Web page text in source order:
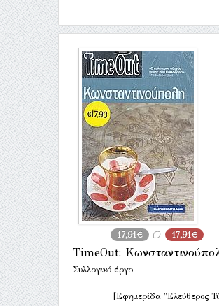
17,91€ 17,91€
TimeOut:
Συλλογικό έργο
[Εφημερίδα "Ελεύθερος